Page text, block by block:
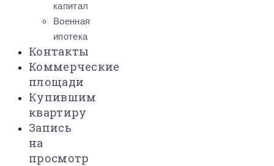
капитал
Военная
ипотека
Контакты
Коммерческие
площади
Купившим
квартиру
Запись
на
просмотр